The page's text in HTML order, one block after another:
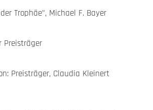
Trophäe", Michael F. Bayer
Preisträger
Preisträger, Claudia Kleinert